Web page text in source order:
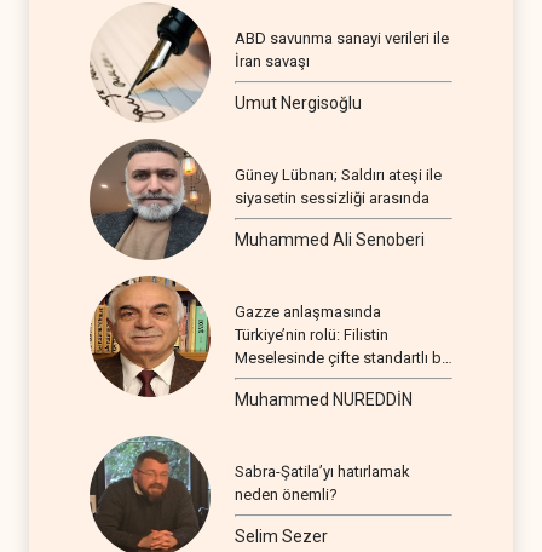
ABD savunma sanayi verileri ile
İran savaşı
Umut Nergisoğlu
Güney Lübnan; Saldırı ateşi ile
siyasetin sessizliği arasında
Muhammed Ali Senoberi
Gazze anlaşmasında
Türkiye’nin rolü: Filistin
Meselesinde çifte standartlı bir
seyir
Muhammed NUREDDİN
Sabra-Şatila’yı hatırlamak
neden önemli?
Selim Sezer